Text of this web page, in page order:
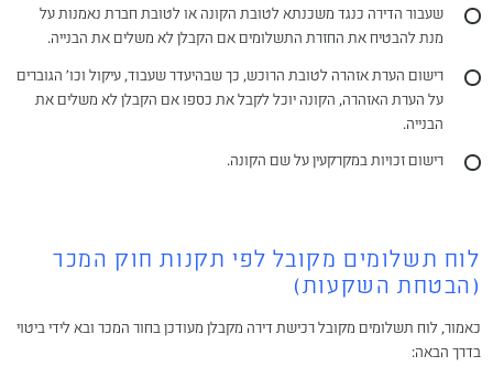
שעבור הדירה כנגד משכנתא לטובת הקונה או לטובת חברת נאמנות על
מנת להבטיח את החזרת התשלומים אם הקבלן לא משלים את הבנייה.
רישום הערת אזהרה לטובת הרוכש, כך שבהיעדר שעבוד, עיקול וכו' הגוברים
על הערת האזהרה, הקונה יוכל לקבל את כספו אם הקבלן לא משלים את
הבנייה.
רישום זכויות במקרקעין על שם הקונה.
לוח תשלומים מקובל לפי תקנות חוק המכר
(הבטחת השקעות)
כאמור, לוח תשלומים מקובל רכישת דירה מקבלן מעודכן בחור המכר ובא לידי ביטוי
בדרך הבאה: